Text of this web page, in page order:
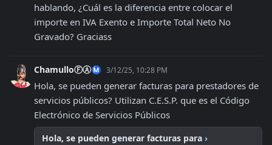
hablando, ¿Cuál es la diferencia entre colocar el
importe en IVA Exento e Importe Total Neto No
Gravado? Graciass
ChamulloⒻⒶⓂ 3/12/25, 10:28 PM
Hola, se pueden generar facturas para prestadores de
servicios públicos? Utilizan C.E.S.P. que es el Código
Electrónico de Servicios Públicos
Hola, se pueden generar facturas para ›